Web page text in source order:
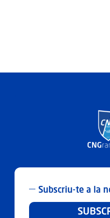
Subscriu-te a la